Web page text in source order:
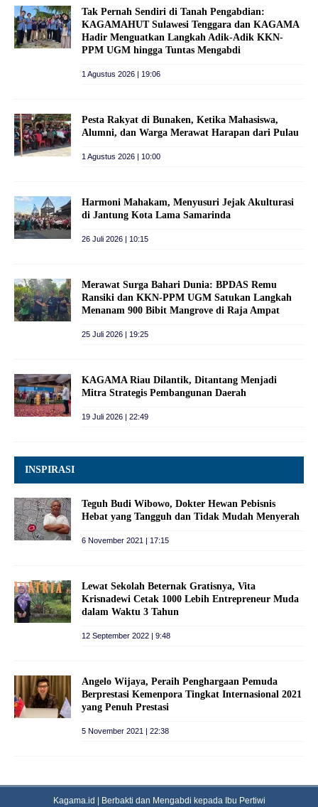
Tak Pernah Sendiri di Tanah Pengabdian:
KAGAMAHUT Sulawesi Tenggara dan KAGAMA
Hadir Menguatkan Langkah Adik-Adik KKN-
PPM UGM hingga Tuntas Mengabdi
1 Agustus 2026 | 19:06
Pesta Rakyat di Bunaken, Ketika Mahasiswa,
Alumni, dan Warga Merawat Harapan dari Pulau
1 Agustus 2026 | 10:00
Harmoni Mahakam, Menyusuri Jejak Akulturasi
di Jantung Kota Lama Samarinda
26 Juli 2026 | 10:15
Merawat Surga Bahari Dunia: BPDAS Remu
Ransiki dan KKN-PPM UGM Satukan Langkah
Menanam 900 Bibit Mangrove di Raja Ampat
25 Juli 2026 | 19:25
KAGAMA Riau Dilantik, Ditantang Menjadi
Mitra Strategis Pembangunan Daerah
19 Juli 2026 | 22:49
INSPIRASI
Teguh Budi Wibowo, Dokter Hewan Pebisnis
Hebat yang Tangguh dan Tidak Mudah Menyerah
6 November 2021 | 17:15
Lewat Sekolah Beternak Gratisnya, Vita
Krisnadewi Cetak 1000 Lebih Entrepreneur Muda
dalam Waktu 3 Tahun
12 September 2022 | 9:48
Angelo Wijaya, Peraih Penghargaan Pemuda
Berprestasi Kemenpora Tingkat Internasional 2021
yang Penuh Prestasi
5 November 2021 | 22:38
Kagama.id | Berbakti dan Mengabdi kepada Ibu Pertiwi